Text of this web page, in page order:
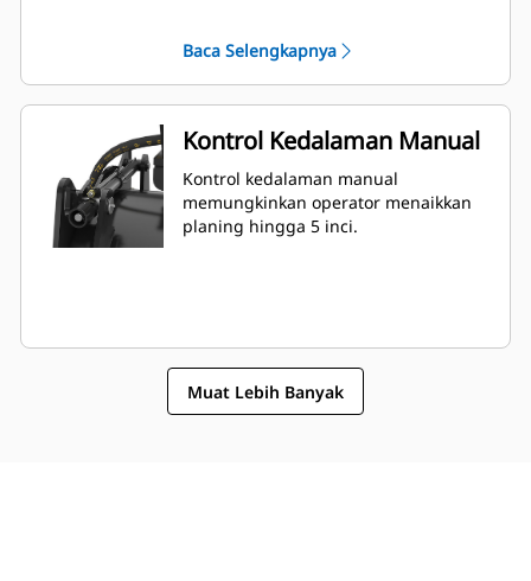
Baca Selengkapnya
Kontrol Kedalaman Manual
Kontrol kedalaman manual
memungkinkan operator menaikkan
planing hingga 5 inci.
Muat Lebih Banyak